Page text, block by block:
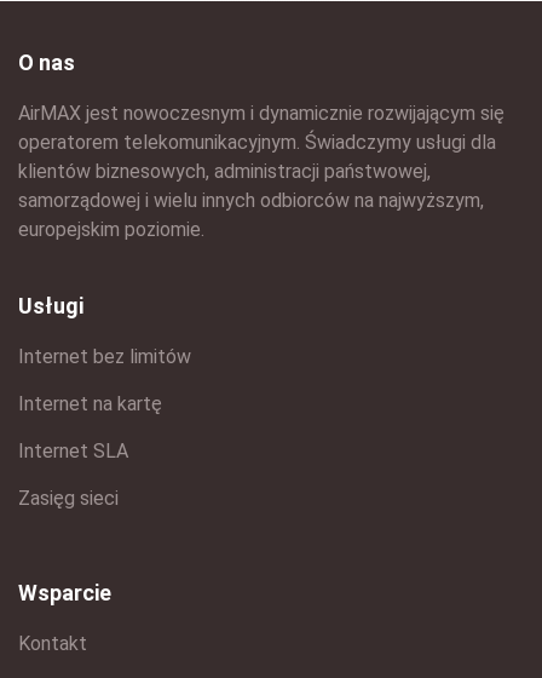
O nas
AirMAX jest nowoczesnym i dynamicznie rozwijającym się
operatorem telekomunikacyjnym. Świadczymy usługi dla
klientów biznesowych, administracji państwowej,
samorządowej i wielu innych odbiorców na najwyższym,
europejskim poziomie.
Usługi
Internet bez limitów
Internet na kartę
Internet SLA
Zasięg sieci
Wsparcie
Kontakt